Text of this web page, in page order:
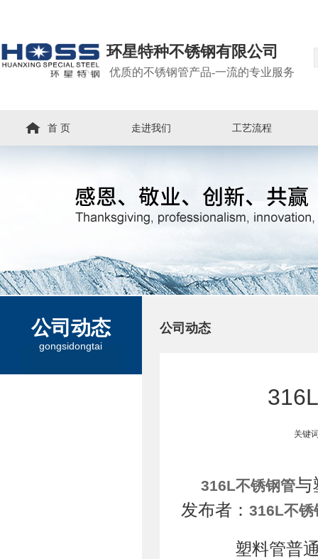
环星特种不锈钢有限公司
优质的不锈钢管产品-一流的专业服务
首 页 走进我们 工艺流程
公司动态
gongsidongtai
公司动态
关键
316L不锈钢管与
发布者： 316L不锈
塑料管普通